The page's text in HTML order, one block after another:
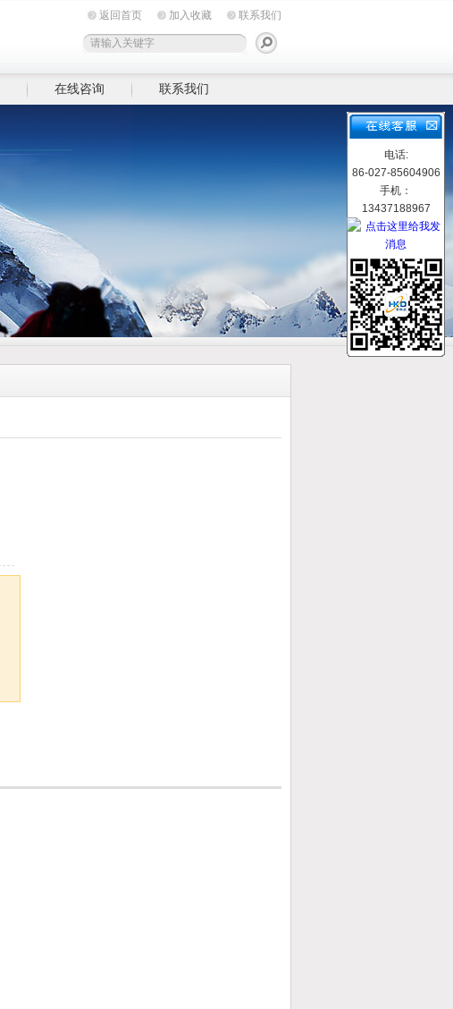
返回首页 加入收藏 联系我们
在线咨询 联系我们
电话:
86-027-85604906
手机：
13437188967